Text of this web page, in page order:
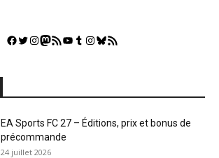
Facebook
Twitter
Instagram
Mastodon
Flux RSSYouTube
Tumblr
Instagram
Bluesky
GestGame
EA Sports FC 27 – Éditions, prix et bonus de
précommande
24 juillet 2026